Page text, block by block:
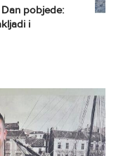
pobjede:
i